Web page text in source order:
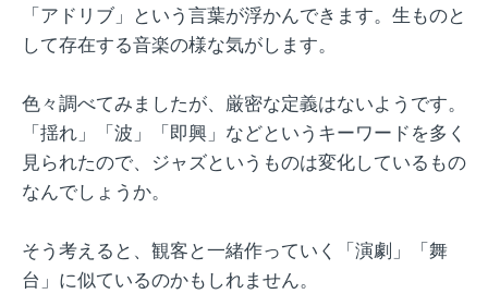
「アドリブ」という言葉が浮かんできます。生ものと
して存在する音楽の様な気がします。
色々調べてみましたが、厳密な定義はないようです。
「揺れ」「波」「即興」などというキーワードを多く
見られたので、ジャズというものは変化しているもの
なんでしょうか。
そう考えると、観客と一緒作っていく「演劇」「舞
台」に似ているのかもしれません。